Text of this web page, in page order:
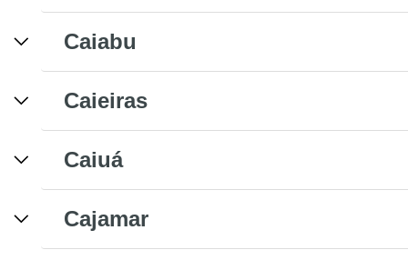
Caiabu
Caieiras
Caiuá
Cajamar